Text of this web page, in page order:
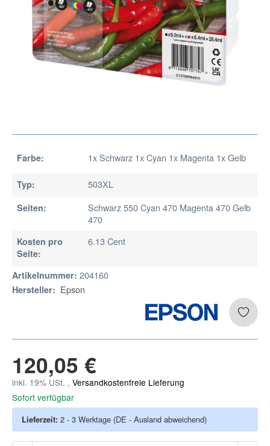
Farbe: 1x Schwarz 1x Cyan 1x Magenta 1x Gelb
Typ: 503XL
Seiten:
Schwarz 550 Cyan 470 Magenta 470 Gelb
470
Kosten pro
Seite:
6.13 Cent
Artikelnummer: 204160
Hersteller: Epson
120,05 €
inkl. 19% USt. , Versandkostenfreie Lieferung
Sofort verfügbar
Lieferzeit: 2 - 3 Werktage (DE - Ausland abweichend)